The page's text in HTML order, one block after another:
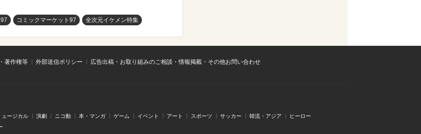
コミックマーケット97 全次元イケメン特集
著作権等 外部送信ポリシー
広告出稿・お取り組みのご相談・情報掲載・その他お問い合わせ
ュージカル 演劇 ニコ動 本・マンガ ゲーム イベント アート スポーツ サッカー 韓流・アジア ヒーロー